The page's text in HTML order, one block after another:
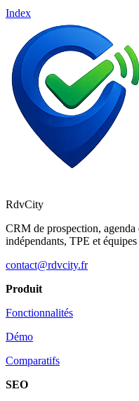
Index
RdvCity
CRM de prospection,
indépendants, TPE et
contact@rdvcity.fr
Produit
Fonctionnalités
Démo
Comparatifs
SEO